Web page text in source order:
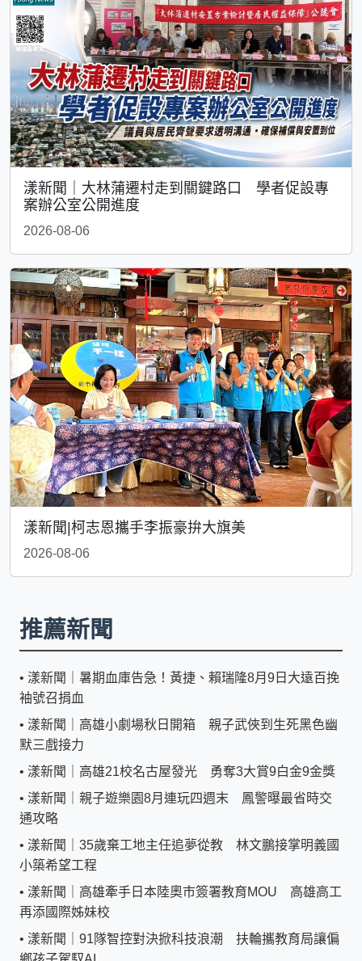
漾新聞｜大林蒲遷村走到關鍵路口 學者促設專
案辦公室公開進度
2026-08-06
漾新聞|柯志恩攜手李振豪拚大旗美
2026-08-06
推薦新聞
• 漾新聞｜暑期血庫告急！黃捷、賴瑞隆8月9日大遠百挽
袖號召捐血
• 漾新聞｜高雄小劇場秋日開箱 親子武俠到生死黑色幽
默三戲接力
• 漾新聞｜高雄21校名古屋發光 勇奪3大賞9白金9金獎
• 漾新聞｜親子遊樂園8月連玩四週末 鳳警曝最省時交
通攻略
• 漾新聞｜35歲棄工地主任追夢從教 林文鵬接掌明義國
小築希望工程
• 漾新聞｜高雄牽手日本陸奧市簽署教育MOU 高雄高工
再添國際姊妹校
• 漾新聞｜91隊智控對決掀科技浪潮 扶輪攜教育局讓偏